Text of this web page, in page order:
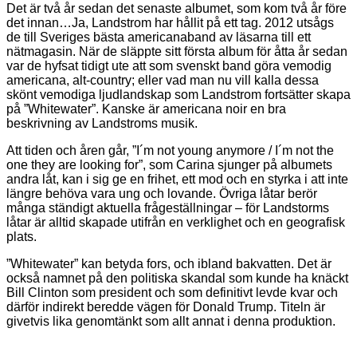
Det är två år sedan det senaste albumet, som kom två år före
det innan…Ja, Landstrom har hållit på ett tag. 2012 utsågs
de till Sveriges bästa americanaband av läsarna till ett
nätmagasin. När de släppte sitt första album för åtta år sedan
var de hyfsat tidigt ute att som svenskt band göra vemodig
americana, alt-country; eller vad man nu vill kalla dessa
skönt vemodiga ljudlandskap som Landstrom fortsätter skapa
på ”Whitewater”. Kanske är americana noir en bra
beskrivning av Landstroms musik.
Att tiden och åren går, ”I´m not young anymore / I´m not the
one they are looking for”, som Carina sjunger på albumets
andra låt, kan i sig ge en frihet, ett mod och en styrka i att inte
längre behöva vara ung och lovande. Övriga låtar berör
många ständigt aktuella frågeställningar – för Landstorms
låtar är alltid skapade utifrån en verklighet och en geografisk
plats.
”Whitewater” kan betyda fors, och ibland bakvatten. Det är
också namnet på den politiska skandal som kunde ha knäckt
Bill Clinton som president och som definitivt levde kvar och
därför indirekt beredde vägen för Donald Trump. Titeln är
givetvis lika genomtänkt som allt annat i denna produktion.